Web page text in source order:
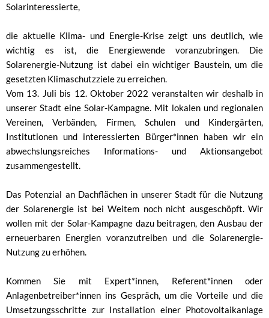
Solarinteressierte,
die aktuelle Klima- und Energie-Krise zeigt uns deutlich, wie
wichtig es ist, die Energiewende voranzubringen. Die
Solarenergie-Nutzung ist dabei ein wichtiger Baustein, um die
gesetzten Klimaschutzziele zu erreichen.
Vom 13. Juli bis 12. Oktober 2022 veranstalten wir deshalb in
unserer Stadt eine Solar-Kampagne. Mit lokalen und regionalen
Vereinen, Verbänden, Firmen, Schulen und Kindergärten,
Institutionen und interessierten Bürger*innen haben wir ein
abwechslungsreiches Informations- und Aktionsangebot
zusammengestellt.
Das Potenzial an Dachflächen in unserer Stadt für die Nutzung
der Solarenergie ist bei Weitem noch nicht ausgeschöpft. Wir
wollen mit der Solar-Kampagne dazu beitragen, den Ausbau der
erneuerbaren Energien voranzutreiben und die Solarenergie-
Nutzung zu erhöhen.
Kommen Sie mit Expert*innen, Referent*innen oder
Anlagenbetreiber*innen ins Gespräch, um die Vorteile und die
Umsetzungsschritte zur Installation einer Photovoltaikanlage